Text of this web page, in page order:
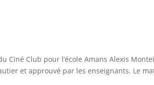
Ciné Club pour l’école Amans Alexis
et approuvé par les enseignants. Le